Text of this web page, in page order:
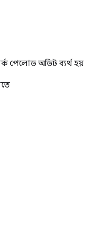
পেলোড অডিট ব্যর্থ হয়